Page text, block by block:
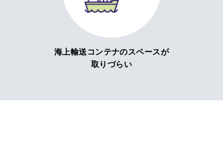
海上輸送コンテナのスペースが
取りづらい